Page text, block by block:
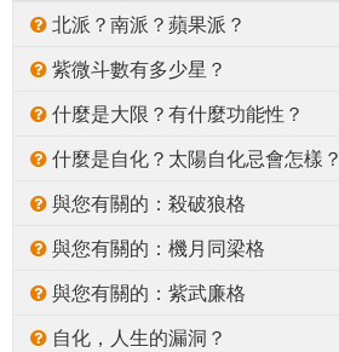
北派？南派？蘋果派？
紫微斗數有多少星？
什麼是大限？有什麼功能性？
什麼是自化？太陽自化忌會怎樣？
與您有關的：殺破狼格
與您有關的：機月同梁格
與您有關的：紫武廉格
自化，人生的漏洞？